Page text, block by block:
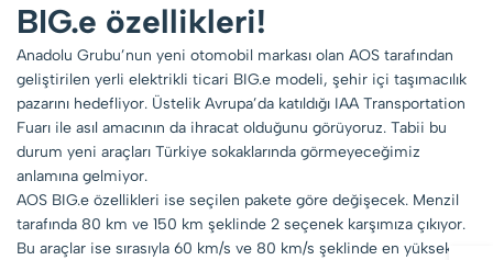
BIG.e özellikleri!
Anadolu Grubu’nun yeni otomobil markası olan AOS tarafından
geliştirilen yerli elektrikli ticari BIG.e modeli, şehir içi taşımacılık
pazarını hedefliyor. Üstelik Avrupa’da katıldığı IAA Transportation
Fuarı ile asıl amacının da ihracat olduğunu görüyoruz. Tabii bu
durum yeni araçları Türkiye sokaklarında görmeyeceğimiz
anlamına gelmiyor.
AOS BIG.e özellikleri ise seçilen pakete göre değişecek. Menzil
tarafında 80 km ve 150 km şeklinde 2 seçenek karşımıza çıkıyor.
Bu araçlar ise sırasıyla 60 km/s ve 80 km/s şeklinde en yüksek